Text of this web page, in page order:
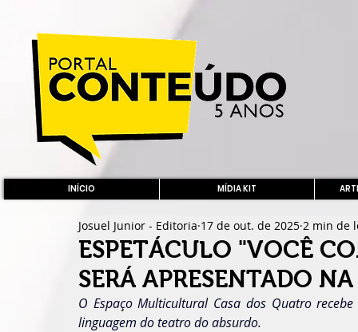
INÍCIO MÍDIA KIT
ESPETÁCULO "VOCÊ
SERÁ APRESENTADO
Josuel Junior - Editoria 17 de out. de 2025 2 min de
O Espaço Multicultural Casa dos Quatro
linguagem do teatro do absurdo.